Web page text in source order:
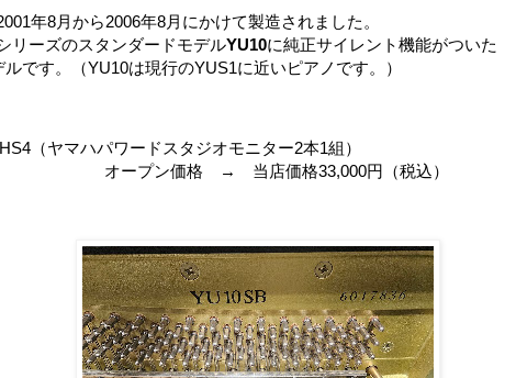
年8月から2006年8月にかけて製造されました。
ズのスタンダードモデルYU10に純正サイレント機能がついた
です。 （YU10は現行のYUS1に近いピアノです。 ）
（ヤマハパワードスタジオモニター2本1組）
格 → 当店価格33,000円（税込）